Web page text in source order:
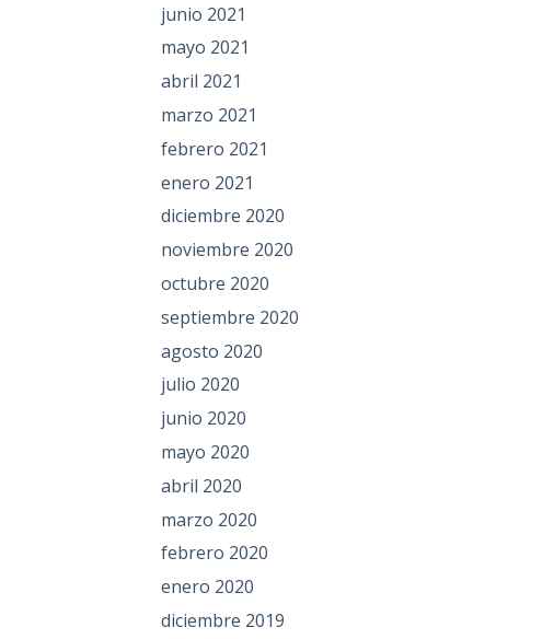
junio 2021
mayo 2021
abril 2021
marzo 2021
febrero 2021
enero 2021
diciembre 2020
noviembre 2020
octubre 2020
septiembre 2020
agosto 2020
julio 2020
junio 2020
mayo 2020
abril 2020
marzo 2020
febrero 2020
enero 2020
diciembre 2019